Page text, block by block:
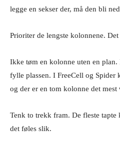
legge en sekser der, må den bli
Prioriter de lengste kolonnene.
Ikke tøm en kolonne uten en
fylle plassen. I FreeCell og Spider
og der er en tom kolonne det
Tenk to trekk fram. De fleste tapte
det føles slik.